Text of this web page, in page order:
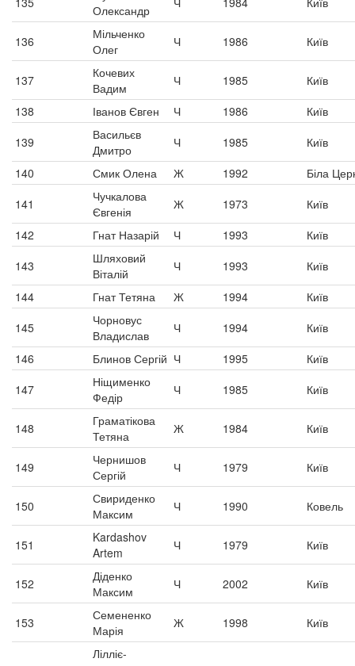
Олександр
136
Мільченко
Олег
Ч 1986 Київ
137
Кочевих
Вадим
Ч 1985
Київ
138
Іванов Євген Ч 1986
Київ
139
Васильєв
Дмитро
Ч 1985
Київ
140
Смик Олена Ж 1992
Біла
141
Чучкалова
Євгенія
Ж 1973
Київ
142
Гнат Назарій Ч 1993
Київ
143
Шляховий
Віталій
Ч 1993
Київ
144
Гнат Тетяна Ж 1994
Київ
145
Чорновус
Владислав
Ч 1994
Київ
146
Блинов Сергій Ч 1995
Київ
147
Ніщименко
Федір
Ч 1985 Київ
148
Граматікова
Тетяна
Ж 1984 Київ
149
Чернишов
Сергій
Ч 1979 Київ
150
Свириденко
Максим
Ч 1990 Ковель
151
Kardashov
Artem
Ч 1979 Київ
152
Діденко
Максим
Ч 2002 Київ
153
Семененко
Марія
Ж 1998 Київ
Лілліє-